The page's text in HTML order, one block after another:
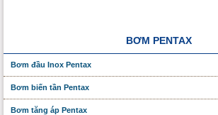
BƠM PENTAX
Bơm đầu Inox Pentax
Bơm biến tần Pentax
Bơm tăng áp Pentax